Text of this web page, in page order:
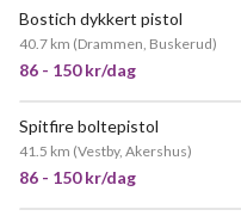
Bostich dykkert pistol
40.7 km (Drammen, Buskerud)
86 - 150 kr/dag
Spitfire boltepistol
41.5 km (Vestby, Akershus)
86 - 150 kr/dag